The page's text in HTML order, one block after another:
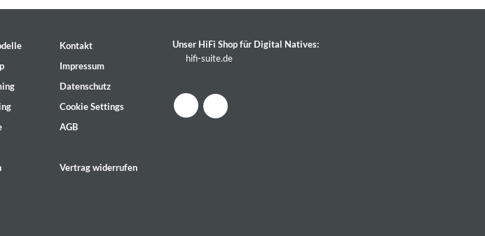
Kontakt
Impressum
Datenschutz
Cookie Settings
AGB
Vertrag widerrufen
Unser HiFi Shop für Digital Natives:
hifi-suite.de